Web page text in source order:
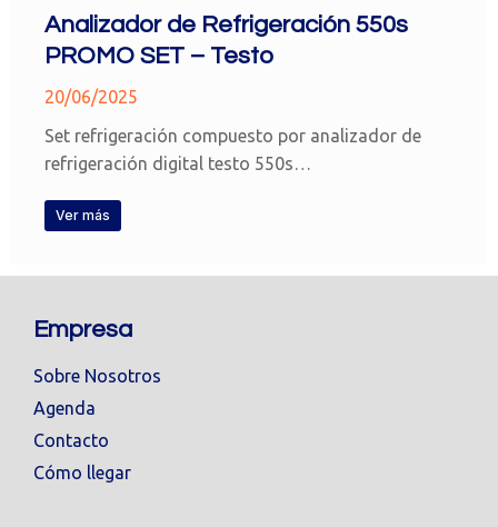
Analizador de Refrigeración 550s
PROMO SET – Testo
20/06/2025
Set refrigeración compuesto por analizador de
refrigeración digital testo 550s…
Ver más
Empresa
Sobre Nosotros
Agenda
Contacto
Cómo llegar